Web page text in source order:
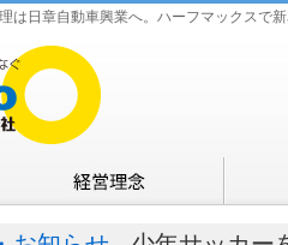
は日章自動車興業へ。ハーフマックスで